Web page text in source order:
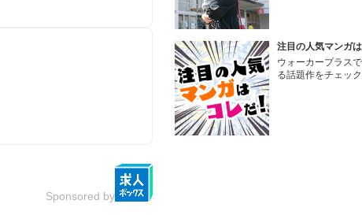
Sponsored by
注目の人気マンガは
ウォーカープラス
る話題作をチェッ